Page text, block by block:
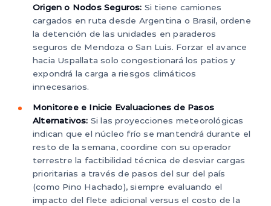
Origen o Nodos Seguros: Si tiene camiones
cargados en ruta desde Argentina o Brasil, ordene
la detención de las unidades en paraderos
seguros de Mendoza o San Luis. Forzar el avance
hacia Uspallata solo congestionará los patios y
expondrá la carga a riesgos climáticos
innecesarios.
Monitoree e Inicie Evaluaciones de Pasos
Alternativos: Si las proyecciones meteorológicas
indican que el núcleo frío se mantendrá durante el
resto de la semana, coordine con su operador
terrestre la factibilidad técnica de desviar cargas
prioritarias a través de pasos del sur del país
(como Pino Hachado), siempre evaluando el
impacto del flete adicional versus el costo de la